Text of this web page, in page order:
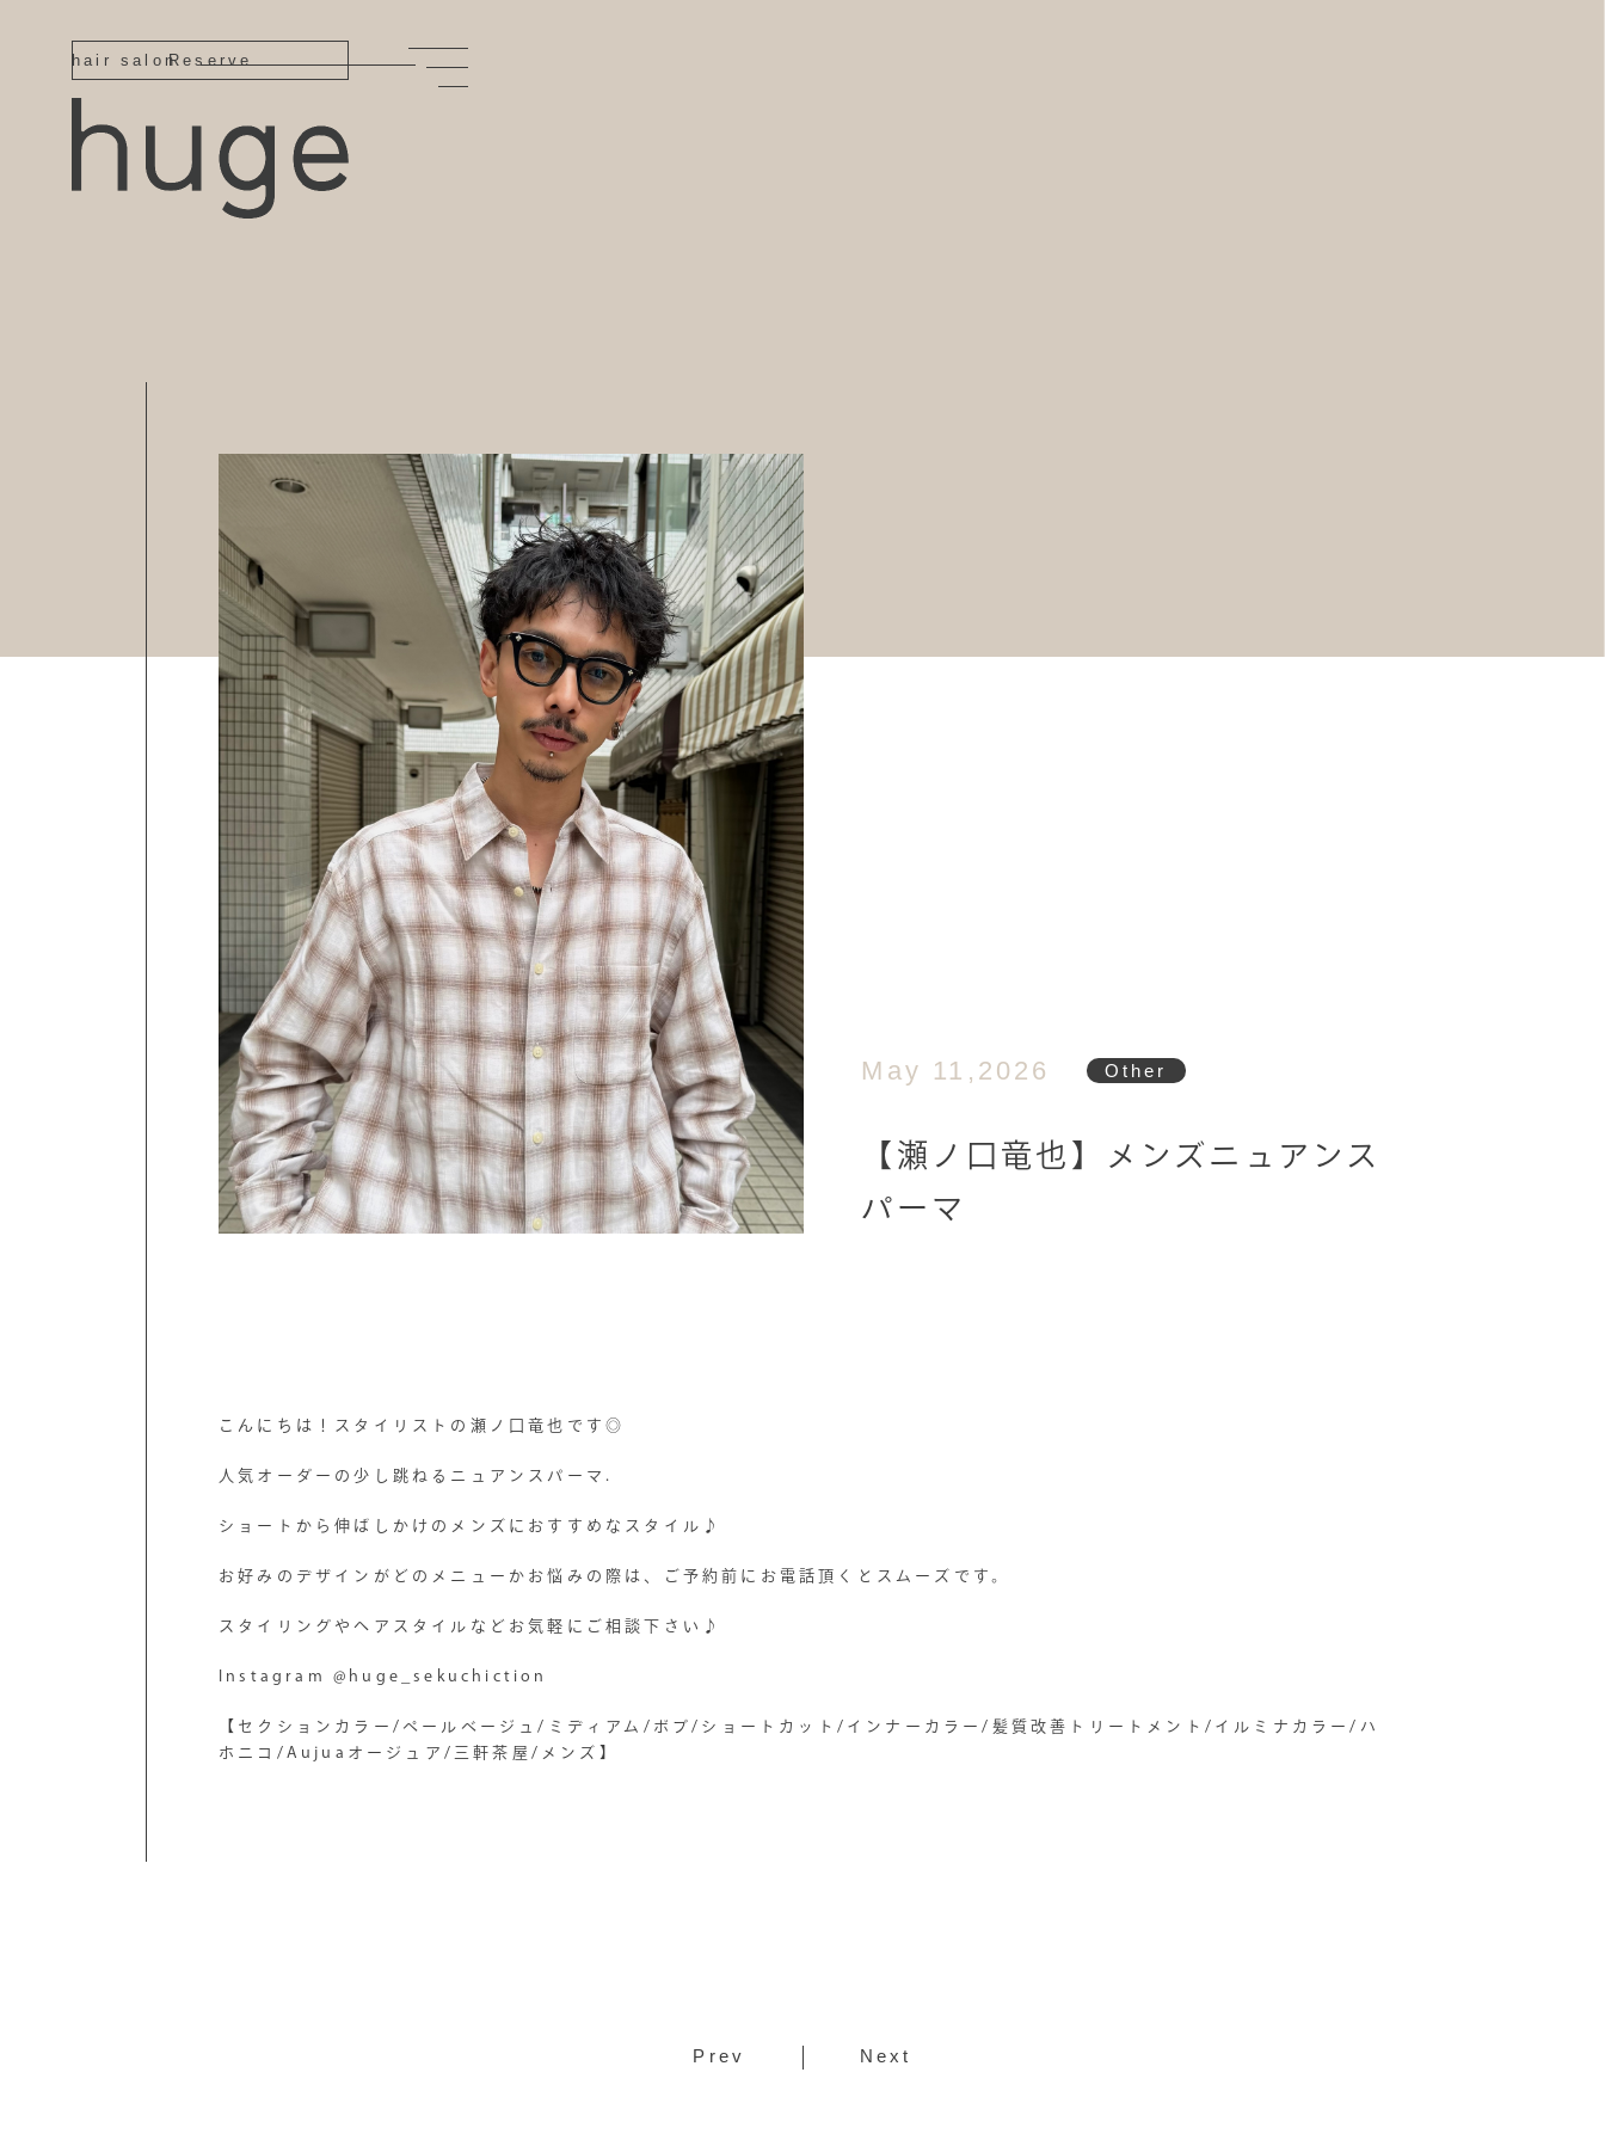
Reserve
hair salon
May 11,2026 Other
【瀬ノ口竜也】メンズニュアンス
パーマ
こんにちは！スタイリストの瀬ノ口竜也です◎
人気オーダーの少し跳ねるニュアンスパーマ.
ショートから伸ばしかけのメンズにおすすめなスタイル♪
お好みのデザインがどのメニューかお悩みの際は、ご予約前にお電話頂くとスムーズです。
スタイリングやヘアスタイルなどお気軽にご相談下さい♪
Instagram @huge_sekuchiction
【セクションカラー/ペールベージュ/ミディアム/ボブ/ショートカット/インナーカラー/髪質改善トリートメント/イルミナカラー/ハ
ホニコ/Aujuaオージュア/三軒茶屋/メンズ】
Prev Next